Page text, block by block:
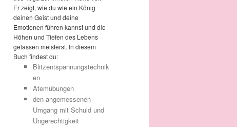
Er zeigt, wie du wie ein König
deinen Geist und deine
Emotionen führen kannst und die
Höhen und Tiefen des Lebens
gelassen meisterst. In diesem
Buch findest du:
Blitzentspannungstechnik
en
Atemübungen
den angemessenen
Umgang mit Schuld und
Ungerechtigkeit